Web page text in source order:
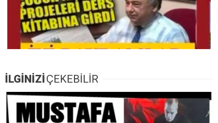
İLGİNİZİÇEKEBİLİR